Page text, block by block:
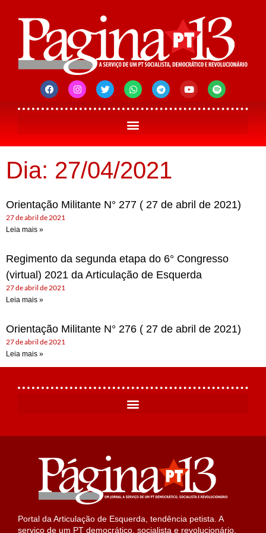
Dia: 27/04/2021
Orientação Militante N° 277 ( 27 de abril de 2021)
27 de abril de 2021
Leia mais »
Regimento da segunda etapa do 6° Congresso
(virtual) 2021 da Articulação de Esquerda
27 de abril de 2021
Leia mais »
Orientação Militante N° 276 ( 27 de abril de 2021)
27 de abril de 2021
Leia mais »
Portal da Articulação de Esquerda, tendência petista. A
serviço de um PT democrático, socialista e revolucionário.